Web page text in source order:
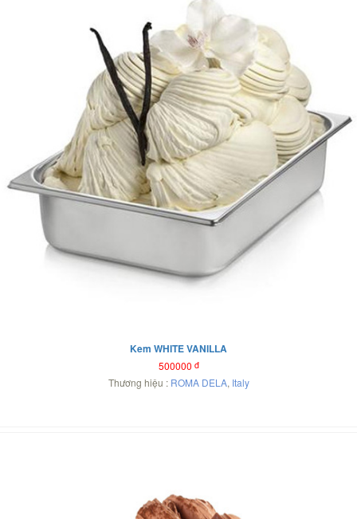
Kem WHITE VANILLA
500000 đ
Thương hiệu : ROMA DELA, Italy